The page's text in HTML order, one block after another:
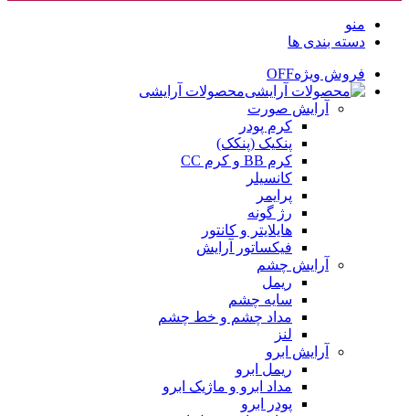
منو
دسته بندی ها
فروش ویژهOFF
محصولات آرایشی
آرایش صورت
کرم پودر
پنکیک (پنکک)
کرم BB و کرم CC
کانسیلر
پرایمر
رژ گونه
هایلایتر و کانتور
فیکساتور آرایش
آرایش چشم
ریمل
سایه چشم
مداد چشم و خط چشم
لنز
آرایش ابرو
ریمل ابرو
مداد ابرو و ماژیک ابرو
پودر ابرو